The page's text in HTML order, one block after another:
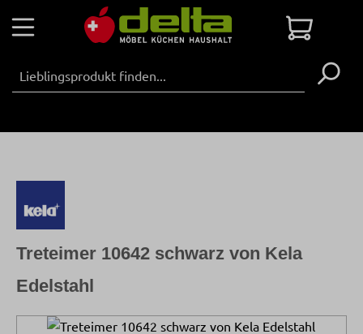
Zum Hauptinhalt springen
Bildergalerie überspringen
Treteimer 10642 schwarz von Kela
Edelstahl